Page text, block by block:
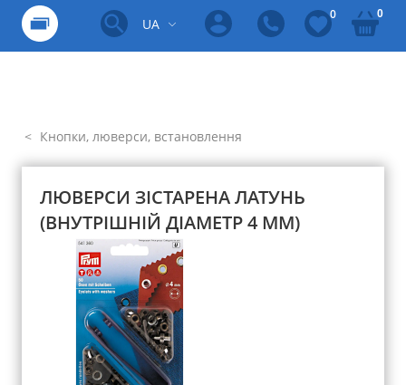
UA
0 0
Кнопки, люверси, встановлення
ЛЮВЕРСИ ЗІСТАРЕНА ЛАТУНЬ
(ВНУТРІШНІЙ ДІАМЕТР 4 ММ)